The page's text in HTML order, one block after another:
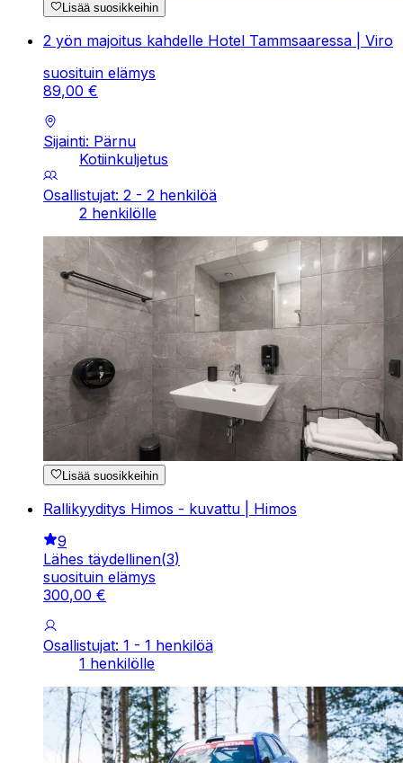
Lisää suosikkeihin
2 yön majoitus kahdelle Hotel Tammsaaressa | Viro
suosituin elämys
89,00 €
Sijainti: Pärnu
Kotiinkuljetus
Osallistujat: 2 - 2 henkilöä
2 henkilölle
Lisää suosikkeihin
Rallikyyditys Himos - kuvattu | Himos
9
Lähes täydellinen(3)
suosituin elämys
300,00 €
Osallistujat: 1 - 1 henkilöä
1 henkilölle